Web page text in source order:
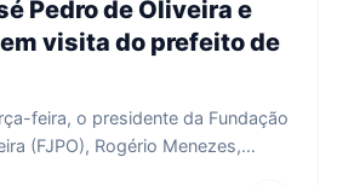
Pedro de Oliveira e
visita do prefeito de
feira, o presidente da Fundação
(FJPO), Rogério Menezes,